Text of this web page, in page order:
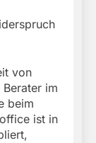
von
Berater im
beim
ist in